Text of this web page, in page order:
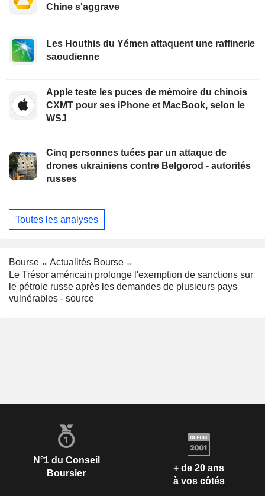
Chine s'aggrave
Les Houthis du Yémen attaquent une raffinerie
saoudienne
Apple teste les puces de mémoire du chinois
CXMT pour ses iPhone et MacBook, selon le
WSJ
Cinq personnes tuées par un attaque de
drones ukrainiens contre Belgorod - autorités
russes
Toutes les analyses
Bourse
Actualités Bourse
Le Trésor américain prolonge l'exemption de sanctions sur
le pétrole russe après les demandes de plusieurs pays
vulnérables - source
N°1 du Conseil
Boursier
+ de 20 ans
à vos côtés